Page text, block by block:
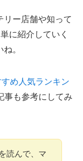
リー店舗や知って
に紹介していく
。
め人気ランキン
事も参考にしてみ
読んで、マ